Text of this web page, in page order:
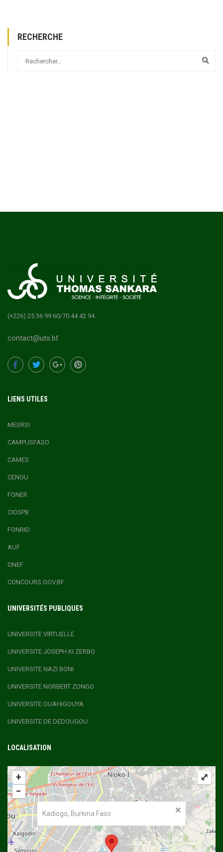
RECHERCHE
(+226) 25 36 99 60/70 44 42 94
contact@uts.bf
LIENS UTILES
MESRSI
CAMPUSFASO
CAMES
CENOU
FONER
CIOSPB
FONRID
AUF
ONEF
CONCOURS.GOV.BF
UNIVERSITÉS PUBLIQUES
UNIVERSITE VIRTUELLE
UNIVERSITE JOSEPH KI ZERBO
UNIVERSITE NAZI BONI
UNIVERSITE NORBERT ZONGO
UNIVERSITE OUAHIGOUYA
UNIVERSITE DE DEDOUGOU
LOCALISATION
Kadiogo, Burkina Faso
+
−
⤢